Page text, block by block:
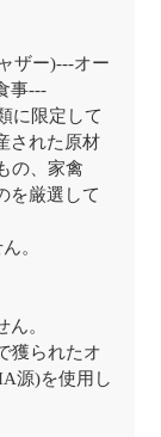
ザー)---オー
事---
に限定して
された原材
の、家禽
を厳選して
。
。
獲られたオ
源)を使用し